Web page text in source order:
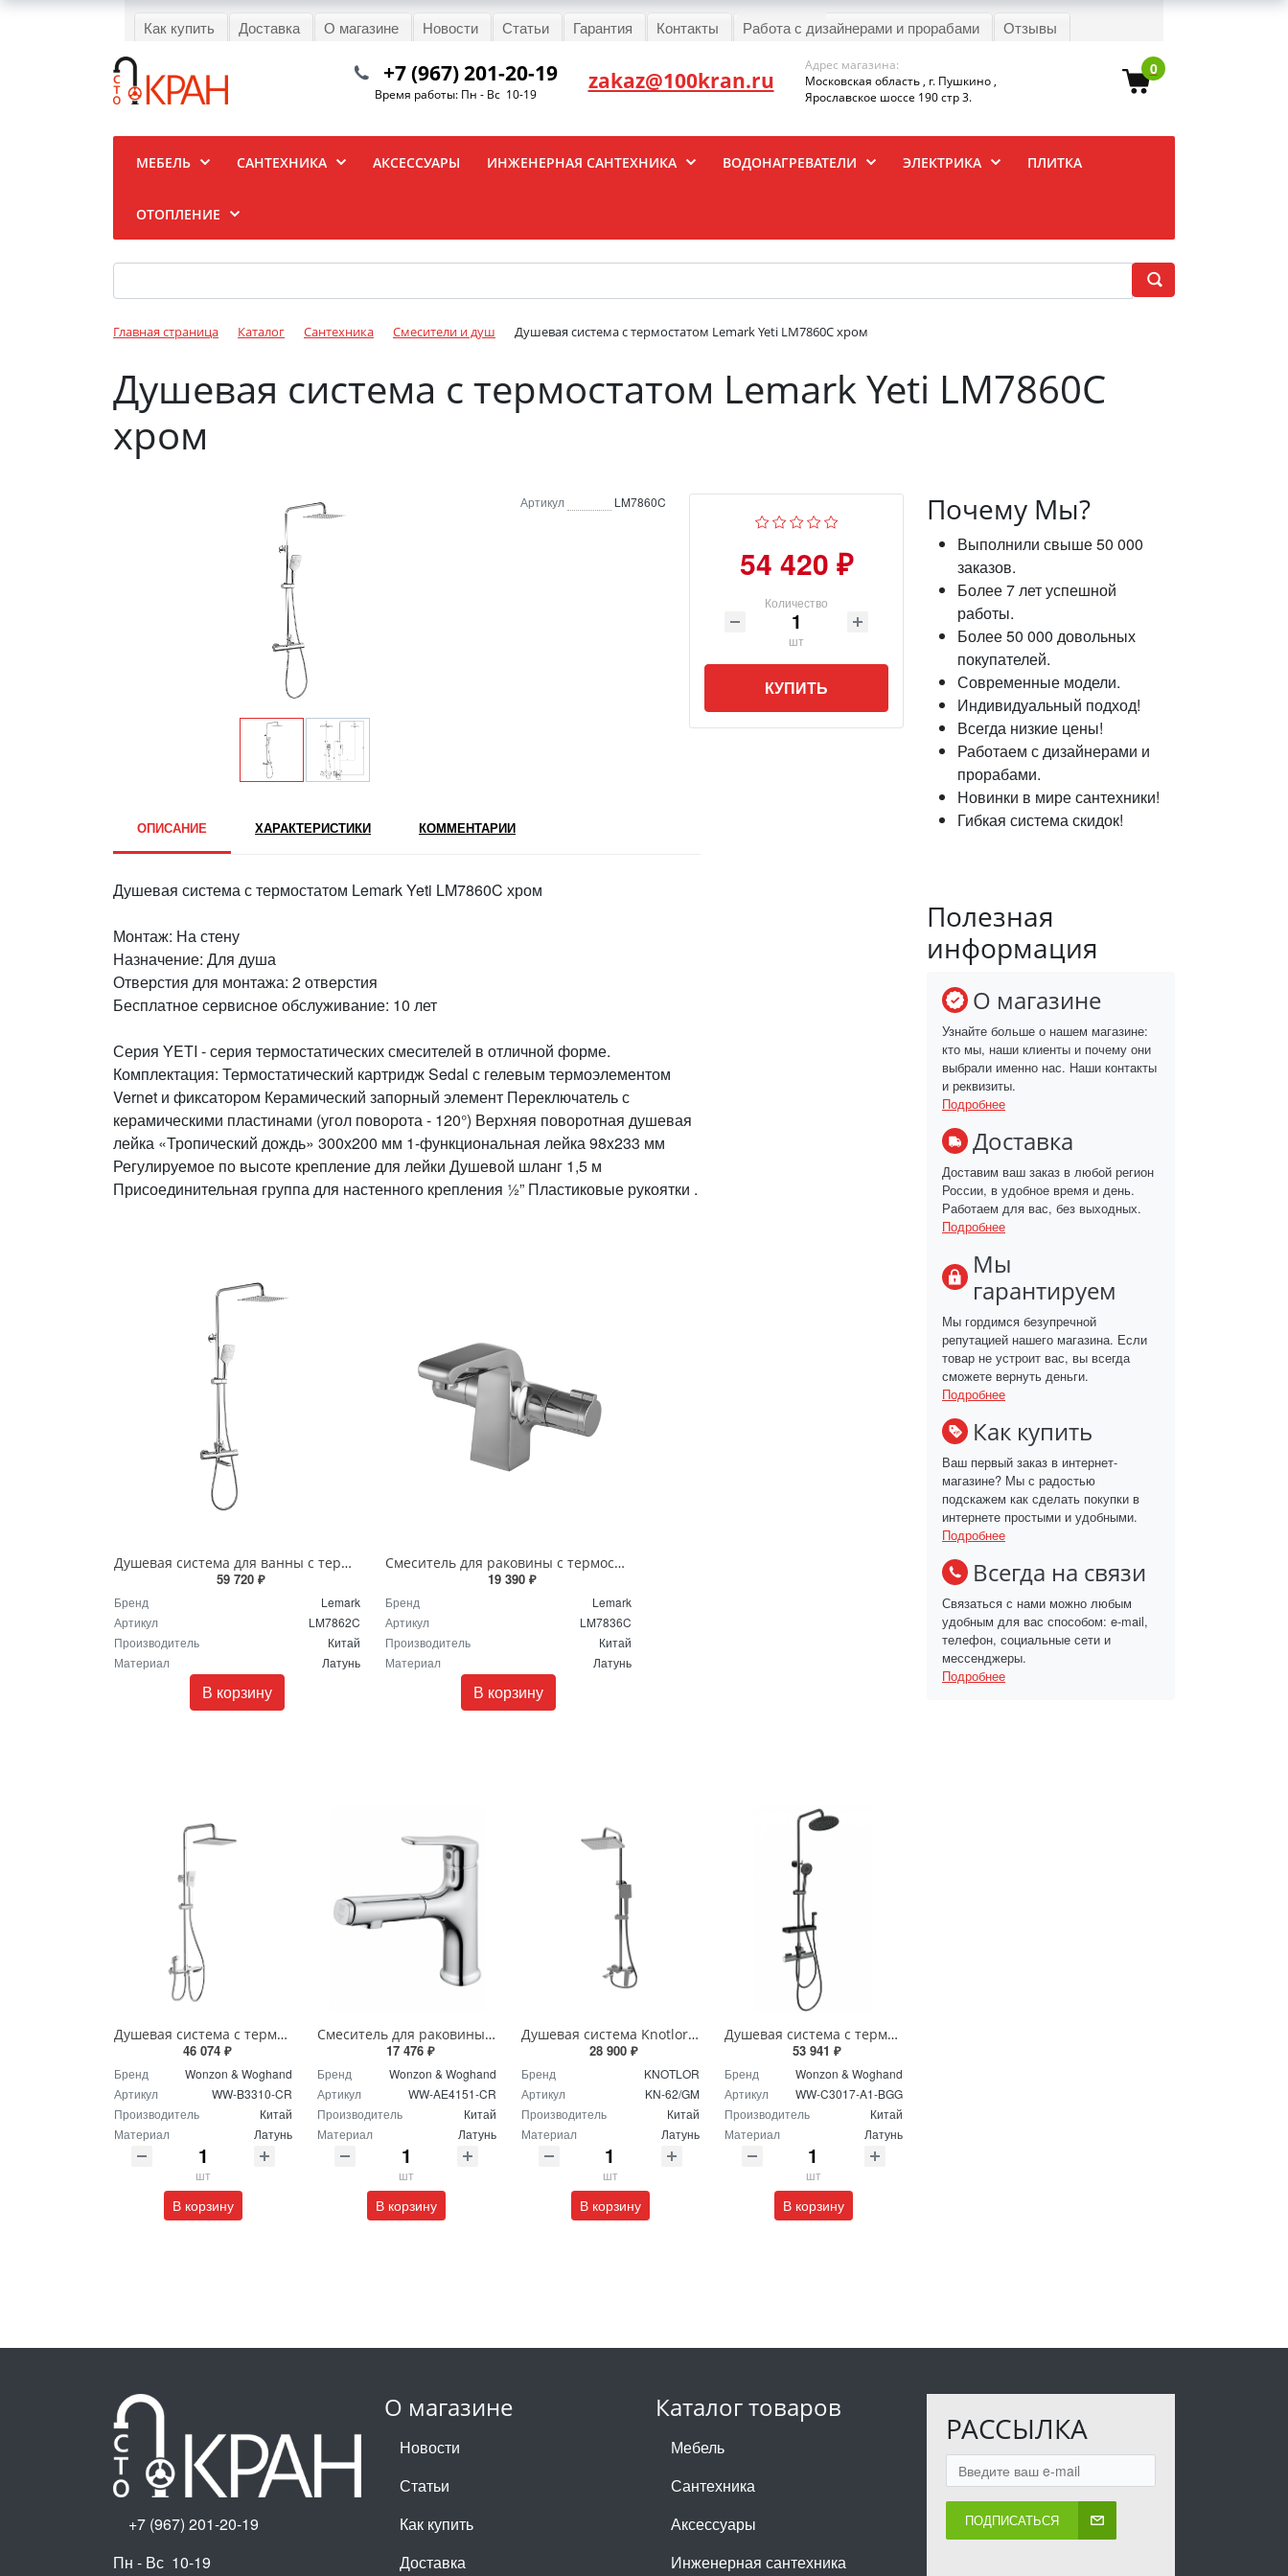
Как купить Доставка О магазине Новости Статьи Гарантия Контакты Работа с дизайнерами и прорабами Отзывы
0
+7 (967) 201-20-19
Время работы: Пн - Вс 10-19 zakaz@100kran.ru
Адрес магазина:
Московская область , г. Пушкино ,
Ярославское шоссе 190 стр 3.
МЕБЕЛЬ САНТЕХНИКА АКСЕССУАРЫ ИНЖЕНЕРНАЯ САНТЕХНИКА ВОДОНАГРЕВАТЕЛИ ЭЛЕКТРИКА ПЛИТКА
ОТОПЛЕНИЕ
Главная страница Каталог Сантехника Смесители и душ Душевая система с термостатом Lemark Yeti LM7860C хром
Душевая система с термостатом Lemark Yeti LM7860C
хром
Артикул LM7860C
54 420 ₽
Количество
шт
КУПИТЬ
ОПИСАНИЕ ХАРАКТЕРИСТИКИ КОММЕНТАРИИ
Душевая система с термостатом Lemark Yeti LM7860C хром
Монтаж: На стену
Назначение: Для душа
Отверстия для монтажа: 2 отверстия
Бесплатное сервисное обслуживание: 10 лет
Серия YETI - серия термостатических смесителей в отличной форме.
Комплектация: Термостатический картридж Sedal с гелевым термоэлементом
Vernet и фиксатором Керамический запорный элемент Переключатель с
керамическими пластинами (угол поворота - 120°) Верхняя поворотная душевая
лейка «Тропический дождь» 300х200 мм 1-функциональная лейка 98x233 мм
Регулируемое по высоте крепление для лейки Душевой шланг 1,5 м
Присоединительная группа для настенного крепления ½” Пластиковые рукоятки .
Душевая система для ванны с термостатом Lemark Yeti LM7862C хром
59 720 ₽
Бренд
Lemark
Артикул
LM7862C
Производитель
Китай
Материал
Латунь
В корзину
Смеситель для раковины с термостатом Lemark Yeti LM7836C хром
19 390 ₽
Бренд
Lemark
Артикул
LM7836C
Производитель
Китай
Материал
Латунь
В корзину
Душевая система с термостатом Wonzon & Woghand WW-B3310-CR хром
46 074 ₽
Бренд
Wonzon & Woghand
Артикул
WW-B3310-CR
Производитель
Китай
Материал
Латунь
шт
В корзину
Смеситель для раковины с выдвижным изливом Wonzon & Woghand WW-AE4151-CR хром
17 476 ₽
Бренд
Wonzon & Woghand
Артикул
WW-AE4151-CR
Производитель
Китай
Материал
Латунь
шт
В корзину
Душевая система Knotlor MUSE KN-62/GM вороненая сталь
28 900 ₽
Бренд
KNOTLOR
Артикул
KN-62/GM
Производитель
Китай
Материал
Латунь
шт
В корзину
Душевая система с термостатом Wonzon & Woghand WW-C3017-A1-BGG темный графит
53 941 ₽
Бренд
Wonzon & Woghand
Артикул
WW-C3017-A1-BGG
Производитель
Китай
Материал
Латунь
шт
В корзину
Почему Мы?
Выполнили свыше 50 000
заказов.
Более 7 лет успешной
работы.
Более 50 000 довольных
покупателей.
Современные модели.
Индивидуальный подход!
Всегда низкие цены!
Работаем с дизайнерами и
прорабами.
Новинки в мире сантехники!
Гибкая система скидок!
Полезная
информация
О магазине
Узнайте больше о нашем магазине:
кто мы, наши клиенты и почему они
выбрали именно нас. Наши контакты
и реквизиты.
Подробнее
Доставка
Доставим ваш заказ в любой регион
России, в удобное время и день.
Работаем для вас, без выходных.
Подробнее
Мы
гарантируем
Мы гордимся безупречной
репутацией нашего магазина. Если
товар не устроит вас, вы всегда
сможете вернуть деньги.
Подробнее
Как купить
Ваш первый заказ в интернет-
магазине? Мы с радостью
подскажем как сделать покупки в
интернете простыми и удобными.
Подробнее
Всегда на связи
Связаться с нами можно любым
удобным для вас способом: e-mail,
телефон, социальные сети и
мессенджеры.
Подробнее
О магазине
Новости
Статьи
Как купить
Доставка
Каталог товаров
Мебель
Сантехника
Аксессуары
Инженерная сантехника
РАССЫЛКА
ПОДПИСАТЬСЯ
+7 (967) 201-20-19
Пн - Вс 10-19